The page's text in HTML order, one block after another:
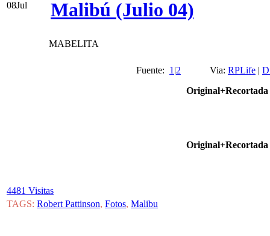
08Jul
Malibú (Julio 04)
MABELITA
Fuente: 1 |2 Via: RPLife |
Original+Recortada
Original+Recortada
4481 Visitas
TAGS: Robert Pattinson, Fotos, Malibu